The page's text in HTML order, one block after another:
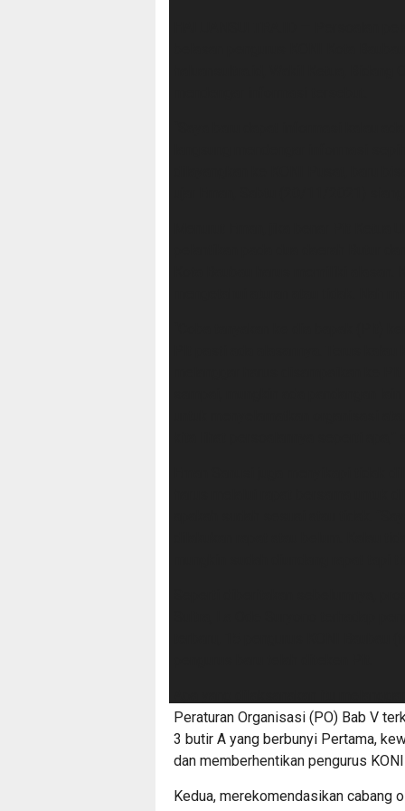
Peraturan Organisasi (PO) Bab V
3 butir A yang berbunyi Pertama,
dan memberhentikan pengurus
Kedua, merekomendasikan cabang